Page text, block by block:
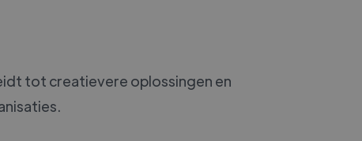
tot creatievere oplossingen en